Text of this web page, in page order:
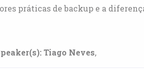
práticas de backup e a
Tiago Neves,